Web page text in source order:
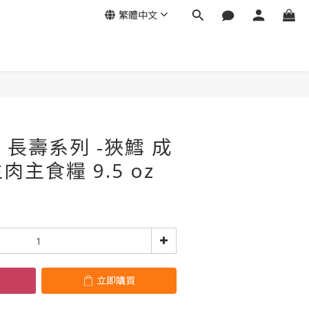
繁體中文
壽系列 -狹鱈 成
主食糧 9.5 oz
立即購買